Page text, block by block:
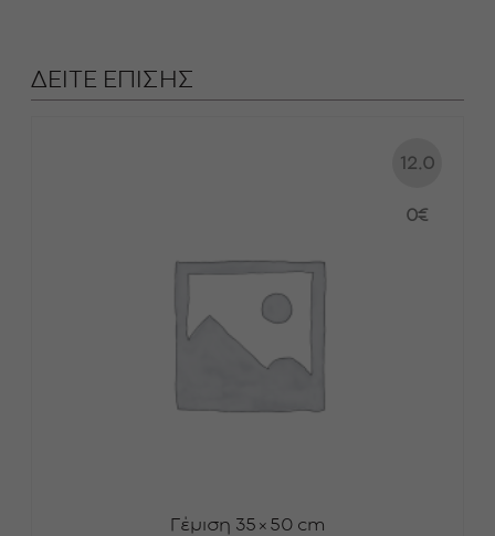
ΔΕΙΤΕ ΕΠΙΣΗΣ
Γέμιση 35×50 cm
12.0
0€